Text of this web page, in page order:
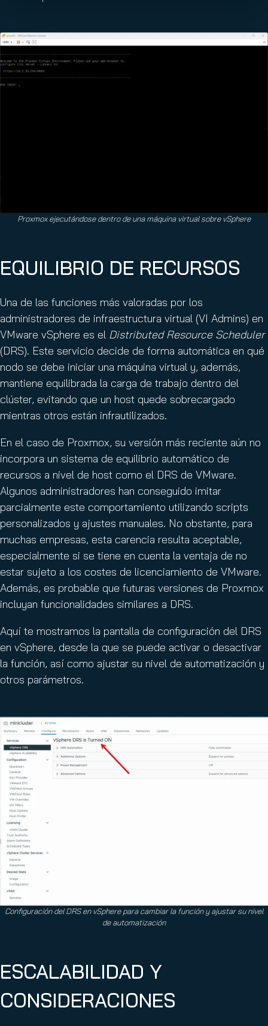
Proxmox ejecutándose dentro de una máquina virtual sobre vSphere
EQUILIBRIO DE RECURSOS
Una de las funciones más valoradas por los
administradores de infraestructura virtual (VI Admins) en
VMware vSphere es el Distributed Resource Scheduler
(DRS). Este servicio decide de forma automática en qué
nodo se debe iniciar una máquina virtual y, además,
mantiene equilibrada la carga de trabajo dentro del
clúster, evitando que un host quede sobrecargado
mientras otros están infrautilizados.
En el caso de Proxmox, su versión más reciente aún no
incorpora un sistema de equilibrio automático de
recursos a nivel de host como el DRS de VMware.
Algunos administradores han conseguido imitar
parcialmente este comportamiento utilizando scripts
personalizados y ajustes manuales. No obstante, para
muchas empresas, esta carencia resulta aceptable,
especialmente si se tiene en cuenta la ventaja de no
estar sujeto a los costes de licenciamiento de VMware.
Además, es probable que futuras versiones de Proxmox
incluyan funcionalidades similares a DRS.
Aquí te mostramos la pantalla de configuración del DRS
en vSphere, desde la que se puede activar o desactivar
la función, así como ajustar su nivel de automatización y
otros parámetros.
Configuración del DRS en vSphere para cambiar la función y ajustar su nivel
de automatización
ESCALABILIDAD Y
CONSIDERACIONES